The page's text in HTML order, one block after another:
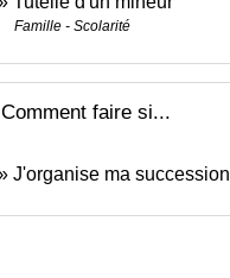
Famille - Scolarité
Comment faire si...
J'organise ma succession